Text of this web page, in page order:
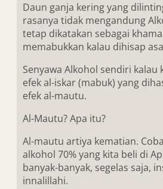
Daun ganja kering yang
rasanya tidak mengandung
tetap dikatakan sebagai
memabukkan kalau dihisap
Senyawa Alkohol sendiri
efek al-iskar (mabuk) yang
efek al-mautu.
Al-Mautu? Apa itu?
Al-mautu artiya kematian.
alkohol 70% yang kita beli di
banyak-banyak, segelas saja,
innalillahi.